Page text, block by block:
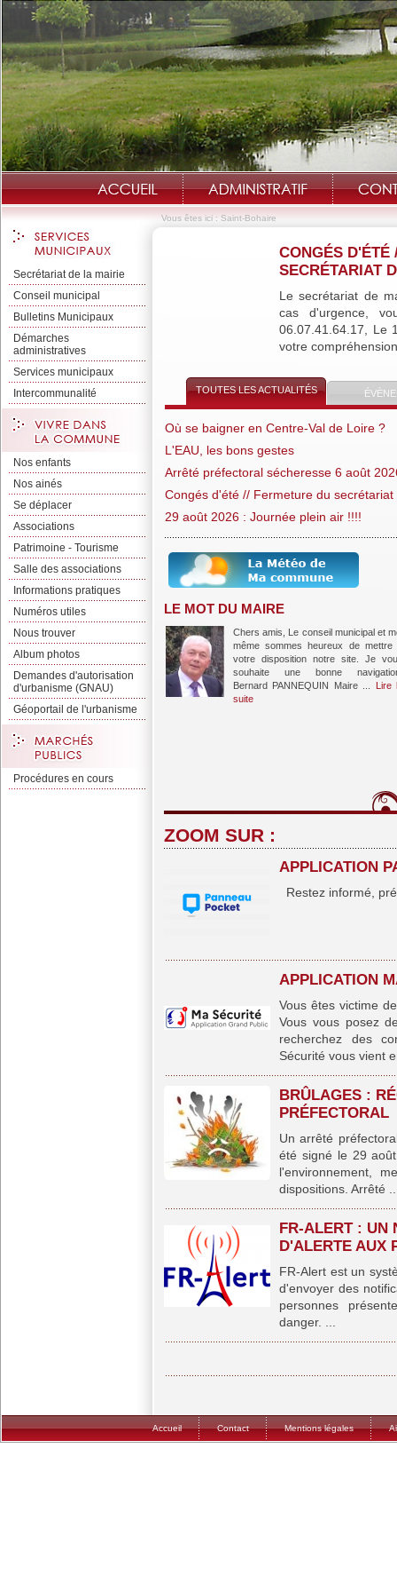
Vous êtes ici : Saint-Bohaire
Secrétariat de la mairie
Conseil municipal
Bulletins Municipaux
Démarches
administratives
Services municipaux
Intercommunalité
Nos enfants
Nos ainés
Se déplacer
Associations
Patrimoine - Tourisme
Salle des associations
Informations pratiques
Numéros utiles
Nous trouver
Album photos
Demandes d'autorisation
d'urbanisme (GNAU)
Géoportail de l'urbanisme
Procédures en cours
CONGÉS D'ÉTÉ
SECRÉTARIAT
Le secrétariat de
cas d'urgence,
06.07.41.64.17, Le
votre
TOUTES LES ACTUALITÉS
Où se baigner en Centre-Val de Loire ?
L'EAU, les bons gestes
Arrêté préfectoral sécheresse 6 août
Congés d'été // Fermeture du secrétariat
29 août 2026 : Journée plein air !!!!
LE MOT DU MAIRE
Chers amis, Le conseil municipal et
même sommes heureux de mettre
votre disposition notre site. Je
souhaite une bonne
Bernard PANNEQUIN Maire ...
Lire
suite
ZOOM SUR :
APPLICATION
Restez informé,
APPLICATION
Vous êtes victime
Vous vous posez
recherchez des
Sécurité vous vient
BRÛLAGES :
PRÉFECTORAL
Un arrêté
été signé le 29
l'environnement,
dispositions. Arrêté
FR-ALERT : UN
D'ALERTE AUX
FR-Alert est un
d'envoyer des
personnes
danger. ...
Accueil Contact Mentions légales